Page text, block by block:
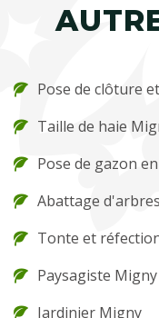
Pose de clôture
Taille de haie
Pose de gazon
Abattage
Tonte et
Paysagiste Migny
Jardinier Migny